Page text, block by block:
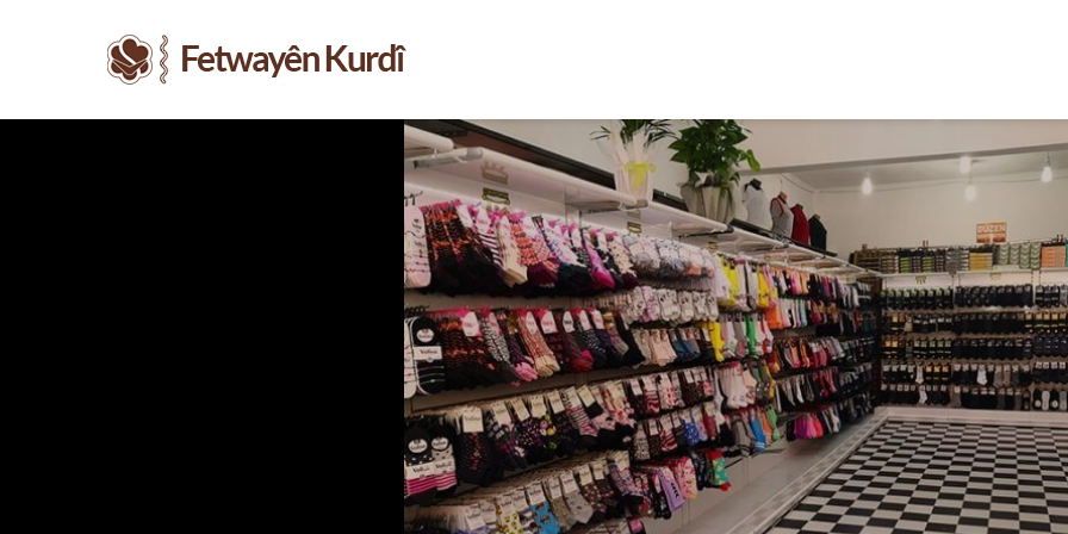
silavê bide Rîyê
Pîroz ê Cenabê
Pêxember û
wê sê caran maç
bike û bibe ser
eniya xwe?
2 Kasım 2021
2777 Nîşandan
Ma tu mehzûra wê
heye mirov biçe Rî
û Xirqeyê Pîroz ê
Pêxemberê me
bibine?